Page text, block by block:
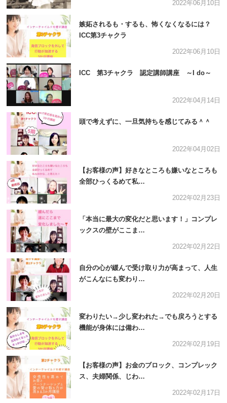
2022年06月10日
嫉妬されるも・するも、怖くなくなるには？
ICC第3チャクラ
2022年06月10日
ICC 第3チャクラ 認定講師講座 ～I do～
2022年04月14日
頭で考えずに、一旦気持ちを感じてみる＾＾
2022年04月02日
【お客様の声】好きなところも嫌いなところも
全部ひっくるめて私…
2022年02月23日
「本当に最大の変化だと思います！」コンプレ
ックスの壁がここま…
2022年02月22日
自分の心が緩んで受け取り力が高まって、人生
がこんなにも変わり…
2022年02月20日
変わりたい→少し変われた→でも戻ろうとする
機能が身体には備わ…
2022年02月19日
【お客様の声】お金のブロック、コンプレック
ス、夫婦関係、じわ…
2022年02月17日